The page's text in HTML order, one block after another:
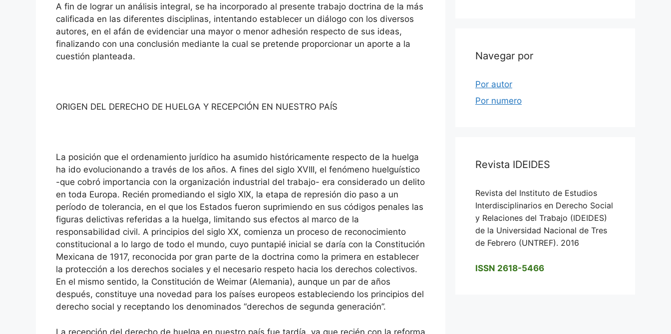
A fin de lograr un análisis integral, se ha incorporado al presente trabajo doctrina de la más
calificada en las diferentes disciplinas, intentando establecer un diálogo con los diversos
autores, en el afán de evidenciar una mayor o menor adhesión respecto de sus ideas,
finalizando con una conclusión mediante la cual se pretende proporcionar un aporte a la
cuestión planteada.
ORIGEN DEL DERECHO DE HUELGA Y RECEPCIÓN EN NUESTRO PAÍS
La posición que el ordenamiento jurídico ha asumido históricamente respecto de la huelga
ha ido evolucionando a través de los años. A fines del siglo XVIII, el fenómeno huelguístico
-que cobró importancia con la organización industrial del trabajo- era considerado un delito
en toda Europa. Recién promediando el siglo XIX, la etapa de represión dio paso a un
período de tolerancia, en el que los Estados fueron suprimiendo en sus códigos penales las
figuras delictivas referidas a la huelga, limitando sus efectos al marco de la
responsabilidad civil. A principios del siglo XX, comienza un proceso de reconocimiento
constitucional a lo largo de todo el mundo, cuyo puntapié inicial se daría con la Constitución
Mexicana de 1917, reconocida por gran parte de la doctrina como la primera en establecer
la protección a los derechos sociales y el necesario respeto hacia los derechos colectivos.
En el mismo sentido, la Constitución de Weimar (Alemania), aunque un par de años
después, constituye una novedad para los países europeos estableciendo los principios del
derecho social y receptando los denominados “derechos de segunda generación”.
La recepción del derecho de huelga en nuestro país fue tardía, ya que recién con la reforma
Navegar por
Por autor
Por numero
Revista IDEIDES
Revista del Instituto de Estudios
Interdisciplinarios en Derecho Social
y Relaciones del Trabajo (IDEIDES)
de la Universidad Nacional de Tres
de Febrero (UNTREF). 2016
ISSN 2618-5466